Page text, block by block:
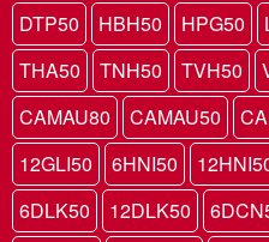
DTP50
HBH50 HPG50
THA50
TNH50 TVH50
CAMAU80
CAMAU50
12GLI50
6HNI50
6DLK50
12DLK50